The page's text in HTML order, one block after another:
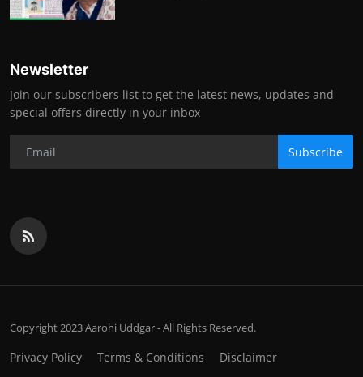
Newsletter
Join our subscribers list to get the latest news, updates and
special offers directly in your inbox
Subscribe
Copyright 2023 Aarohi Uddgar - All Rights Reserved.
Privacy Policy Terms & Conditions Disclaimer